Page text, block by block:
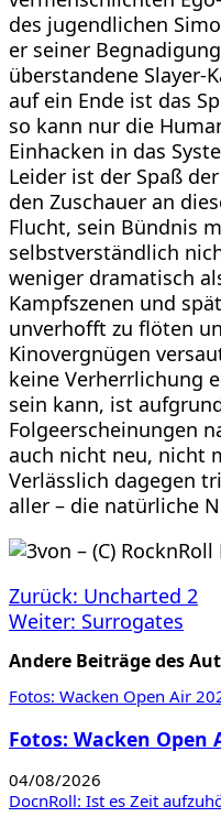
des jugendlichen
er seiner
überstandene Slayer-
auf ein Ende ist das
so kann nur die
Einhacken in das
Leider ist der Spaß
den Zuschauer an
Flucht, sein Bündnis
selbstverständlich
weniger dramatisch
Kampfszenen und
unverhofft zu flöten
Kinovergnügen
keine Verherrlichung
sein kann, ist
Folgeerscheinungen
auch nicht neu, nicht
Verlässlich dagegen
aller – die natürliche
Zurück: Uncharted 2
Weiter: Surrogates
Andere Beiträge des
Fotos: Wacken Open Air
Fotos: Wacken Open
04/08/2026
DocnRoll: Ist es Zeit